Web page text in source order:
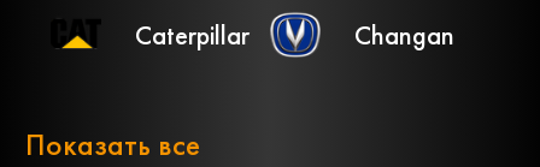
Caterpillar Changan
Chery
Показать все